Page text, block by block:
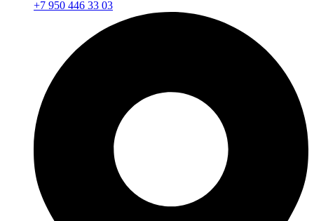
+7 950 446 33 03